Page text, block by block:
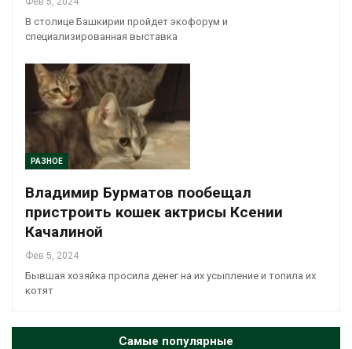
В столице Башкирии пройдет экофорум и
специализированная выставка
РАЗНОЕ
Владимир Бурматов пообещал
пристроить кошек актрисы Ксении
Качалиной
Фев 5, 2024
Бывшая хозяйка просила денег на их усыпление и топила их
котят
Самые популярные